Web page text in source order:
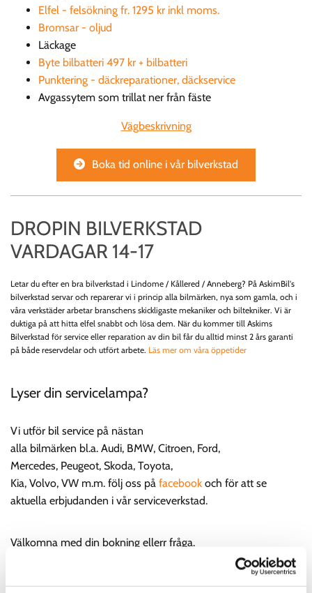
Elfel - felsökning fr. 1295 kr inkl moms.
Bromsar - oljud
Läckage
Byte bilbatteri 497 kr + bilbatteri
Punktering - däckreparationer, däckservice
Avgassytem som trillat ner från fäste
Vägbeskrivning
Boka tid online i vår bilverkstad
DROPIN BILVERKSTAD
VARDAGAR 14-17
Letar du efter en bra bilverkstad i Lindome / Kållered / Anneberg? På AskimBil's
bilverkstad servar och reparerar vi i princip alla bilmärken, nya som gamla, och i
våra verkstäder arbetar branschens skickligaste mekaniker och biltekniker. Vi är
duktiga på att hitta elfel snabbt och lösa dem. När du kommer till Askims
Bilverkstad för service eller reparation av din bil får du alltid minst 2 års garanti
på både reservdelar och utfört arbete. Läs mer om våra öppetider
Lyser din servicelampa?
Vi utför bil service på nästan
alla bilmärken bl.a. Audi, BMW, Citroen, Ford,
Mercedes, Peugeot, Skoda, Toyota,
Kia, Volvo, VW m.m. följ oss på facebook och för att se
aktuella erbjudanden i vår serviceverkstad.
Välkomna med din bokning ellerr fråga.